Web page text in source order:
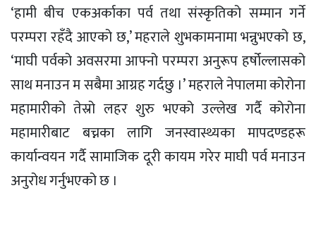
‘हामी बीच एकअर्काका पर्व तथा संस्कृतिको सम्मान गर्ने
परम्परा रहँदै आएको छ,’ महराले शुभकामनामा भन्नुभएको छ,
‘माघी पर्वको अवसरमा आफ्नो परम्परा अनुरूप हर्षोल्लासको
साथ मनाउन म सबैमा आग्रह गर्दछु ।’ महराले नेपालमा कोरोना
महामारीको तेस्रो लहर शुरु भएको उल्लेख गर्दै कोरोना
महामारीबाट बच्नका लागि जनस्वास्थ्यका मापदण्डहरू
कार्यान्वयन गर्दै सामाजिक दूरी कायम गरेर माघी पर्व मनाउन
अनुरोध गर्नुभएको छ ।